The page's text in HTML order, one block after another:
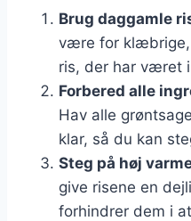
Brug daggamle
være for klæbrige,
ris, der har været
Forbered alle
Hav alle
klar, så du kan
Steg på høj
give risene en
forhindrer dem i